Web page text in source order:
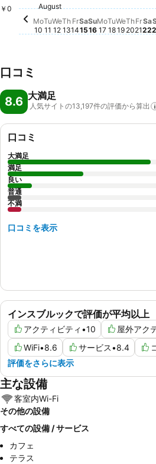
￥0
Monday, August 10
￥28,303
August
Mo
10
Tuesday, August 11
￥24,832
Tu
11
Wednesday, August 12
￥27,253
We
12
Thursday, August 13
￥26,855
Th
13
Friday, August 14
￥29,030
Fr
14
Saturday,
￥29,580
Sa
15
Sunday,
￥25,093
Su
16
Monday,
￥25,767
Mo
17
Tuesday,
￥27,564
Tu
18
￥
We
19
￥
Th
20
￥
Fr
21
Sa
22
口コミ
8.6 大満足
人気サイトの13,197件の評価から算出
インスブルックで評価が平均以上
アクティビティ •10 屋外アク
WiFi•8.6 サービス•8.4
評価をさらに表示
口コミ
大満足
満足
良い
普通
不満
口コミを表示
主な設備
客室内Wi-Fi
その他の設備
すべての設備 / サービス
カフェ
テラス